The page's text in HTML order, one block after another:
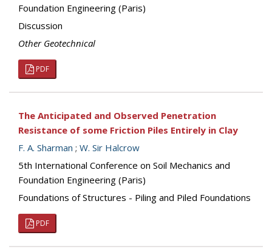
Foundation Engineering (Paris)
Discussion
Other Geotechnical
PDF
The Anticipated and Observed Penetration
Resistance of some Friction Piles Entirely in Clay
F. A. Sharman ; W. Sir Halcrow
5th International Conference on Soil Mechanics and
Foundation Engineering (Paris)
Foundations of Structures - Piling and Piled Foundations
PDF